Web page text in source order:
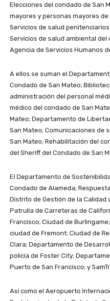
Elecciones del condado de San
mayores y personas mayores
Servicios de salud
Servicios de salud ambiental del
Agencia de Servicios Humanos
A ellos se suman el
Condado de San Mateo;
administración del personal
médico del condado de San
Mateo; Departamento de
San Mateo; Comunicaciones de
San Mateo; Rehabilitación del
del Sheriff del Condado de San
El Departamento de
Condado de Alameda;
Distrito de Gestión de la Calidad
Patrulla de Carreteras de
Francisco; Ciudad de
ciudad de Fremont; Ciudad de
Clara; Departamento de
policía de Foster City;
Puerto de San Francisco; y
Así como el Aeropuerto